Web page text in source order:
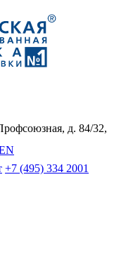
д. 84/32,
+7 (495) 334 2001